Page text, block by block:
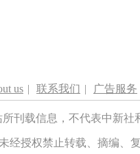
us | 联系我们 | 广告服务
所刊载信息，不代表中新
未经授权禁止转载、摘编、